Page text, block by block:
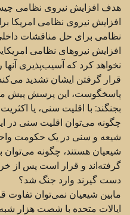
هدف افزایش نیروی نظامی
افزایش نیروی نظامی امریکا
نظامی برای حل مناقشات
افزایش نیروهای نظامی
نخواهد کرد که آسیب‌پذیری
قرار گرفتن ایشان تشدید
پاسخگوست، این پرسش پیش
بجنگند: با اقلیت سنی، یا
چگونه می‌توان اقلیت سنی در
شیعه و سنی در یک حکومت
شیعیان هستند، چگونه می‌توان
گرفته‌اند و قرار است پس از
دست گیرند وارد جنگ شد؟
مابین شیعیان نمی‌توان
ایالات متحده با شصت هزار